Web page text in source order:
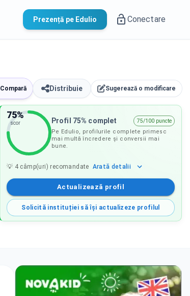
Prezență pe Edulio Conectare
Compară Distribuie Sugerează o modificare
75%
scor Profil 75% complet
75/100 puncte
Pe Edulio, profilurile complete primesc
mai multă încredere și conversii mai
bune.
💡 4 câmp(uri) recomandate Arată detalii
Actualizează profil
Solicită instituției să își actualizeze profilul